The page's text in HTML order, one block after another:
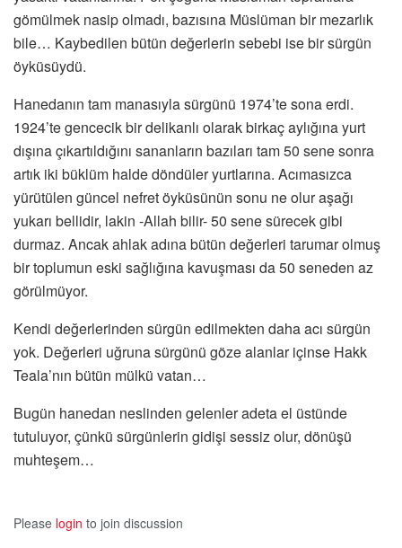
gömülmek nasip olmadı, bazısına Müslüman bir mezarlık
bile… Kaybedilen bütün değerlerin sebebi ise bir sürgün
öyküsüydü.
Hanedanın tam manasıyla sürgünü 1974’te sona erdi.
1924’te gencecik bir delikanlı olarak birkaç aylığına yurt
dışına çıkartıldığını sananların bazıları tam 50 sene sonra
artık iki büklüm halde döndüler yurtlarına. Acımasızca
yürütülen güncel nefret öyküsünün sonu ne olur aşağı
yukarı bellidir, lakin -Allah bilir- 50 sene sürecek gibi
durmaz. Ancak ahlak adına bütün değerleri tarumar olmuş
bir toplumun eski sağlığına kavuşması da 50 seneden az
görülmüyor.
Kendi değerlerinden sürgün edilmekten daha acı sürgün
yok. Değerleri uğruna sürgünü göze alanlar içinse Hakk
Teala’nın bütün mülkü vatan…
Bugün hanedan neslinden gelenler adeta el üstünde
tutuluyor, çünkü sürgünlerin gidişi sessiz olur, dönüşü
muhteşem…
Please login to join discussion